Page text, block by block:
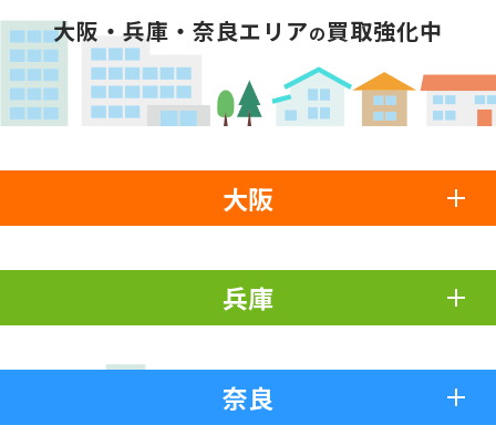
大阪・兵庫・奈良エリアの買取強化中
大阪
兵庫
奈良